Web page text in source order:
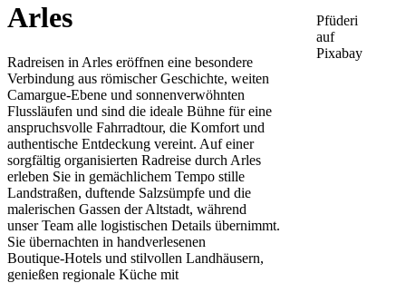
Pfüderi
auf
Pixabay
| ©
OpenStreetMap
Arles
Radreisen in Arles eröffnen eine besondere
Verbindung aus römischer Geschichte, weiten
Camargue‑Ebene und sonnenverwöhnten
Flussläufen und sind die ideale Bühne für eine
anspruchsvolle Fahrradtour, die Komfort und
authentische Entdeckung vereint. Auf einer
sorgfältig organisierten Radreise durch Arles
erleben Sie in gemächlichem Tempo stille
Landstraßen, duftende Salzsümpfe und die
malerischen Gassen der Altstadt, während
unser Team alle logistischen Details übernimmt.
Sie übernachten in handverlesenen
Boutique‑Hotels und stilvollen Landhäusern,
genießen regionale Küche mit